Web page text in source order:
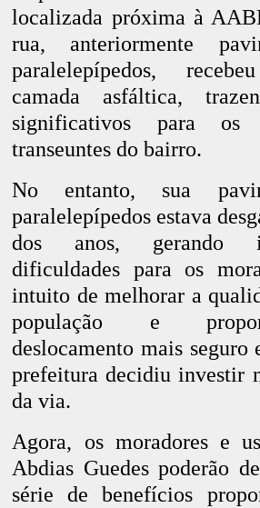
localizada próxima à
rua, anteriormente
paralelepípedos,
camada asfáltica,
significativos para os
transeuntes do bairro.
No entanto, sua
paralelepípedos estava
dos anos, gerando
dificuldades para os
intuito de melhorar a
população e
deslocamento mais seguro
prefeitura decidiu investir
da via.
Agora, os moradores e
Abdias Guedes poderão
série de benefícios